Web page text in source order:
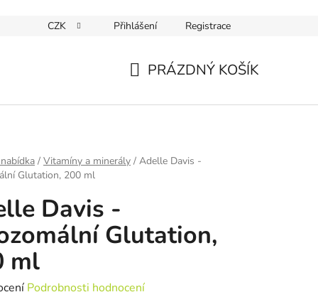
CZK Přihlášení Registrace
PRÁZDNÝ KOŠÍK
/ Vitamíny a minerály / Adelle Davis -
Glutation, 200 ml
Davis -
Glutation,
ml
Podrobnosti hodnocení